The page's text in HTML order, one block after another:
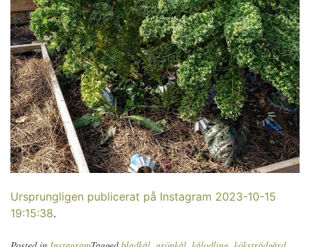
Ursprungligen publicerat på Instagram 2023-10-15
19:15:38.